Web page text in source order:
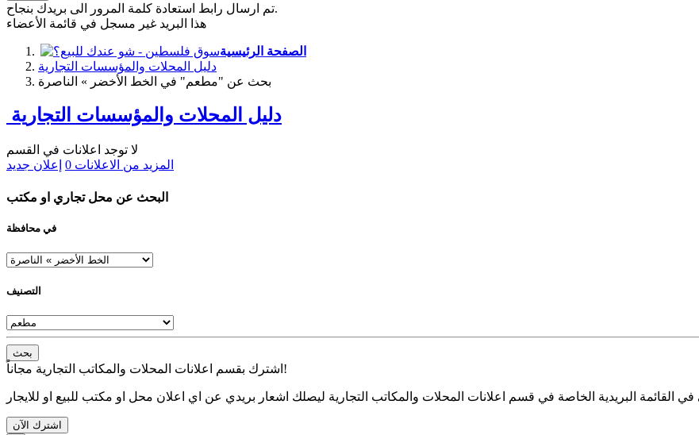
تم ارسال رابط استعادة كلمة المرور الى بريدك بنجاح.
هذا البريد غير مسجل في قائمة الأعضاء
الصفحة الرئيسية
دليل المحلات والمؤسسات التجارية
بحث عن "مطعم" في الخط الأخضر » الناصرة
دليل المحلات والمؤسسات التجارية
لا توجد اعلانات في القسم
المزيد من الاعلانات 0 إعلان جديد
البحث عن محل تجاري او مكتب
في محافظة
التصنيف
بحث
اشترك بقسم اعلانات المحلات والمكاتب التجارية مجاناً!
القائمة البريدية الخاصة في قسم اعلانات المحلات والمكاتب التجارية ليصلك اشعار بريدي عن اي اعلان محل او مكتب للبيع او للايجار
اشترك الآن